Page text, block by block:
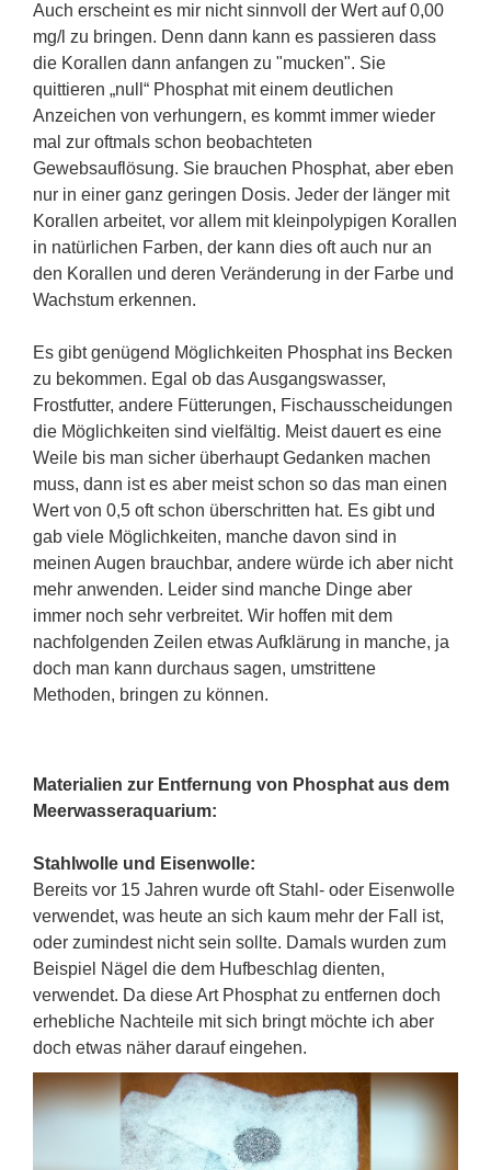
Auch erscheint es mir nicht sinnvoll der Wert auf 0,00
mg/l zu bringen. Denn dann kann es passieren dass
die Korallen dann anfangen zu "mucken". Sie
quittieren „null“ Phosphat mit einem deutlichen
Anzeichen von verhungern, es kommt immer wieder
mal zur oftmals schon beobachteten
Gewebsauflösung. Sie brauchen Phosphat, aber eben
nur in einer ganz geringen Dosis. Jeder der länger mit
Korallen arbeitet, vor allem mit kleinpolypigen Korallen
in natürlichen Farben, der kann dies oft auch nur an
den Korallen und deren Veränderung in der Farbe und
Wachstum erkennen.
Es gibt genügend Möglichkeiten Phosphat ins Becken
zu bekommen. Egal ob das Ausgangswasser,
Frostfutter, andere Fütterungen, Fischausscheidungen
die Möglichkeiten sind vielfältig. Meist dauert es eine
Weile bis man sicher überhaupt Gedanken machen
muss, dann ist es aber meist schon so das man einen
Wert von 0,5 oft schon überschritten hat. Es gibt und
gab viele Möglichkeiten, manche davon sind in
meinen Augen brauchbar, andere würde ich aber nicht
mehr anwenden. Leider sind manche Dinge aber
immer noch sehr verbreitet. Wir hoffen mit dem
nachfolgenden Zeilen etwas Aufklärung in manche, ja
doch man kann durchaus sagen, umstrittene
Methoden, bringen zu können.
Materialien zur Entfernung von Phosphat aus dem
Meerwasseraquarium:
Stahlwolle und Eisenwolle:
Bereits vor 15 Jahren wurde oft Stahl- oder Eisenwolle
verwendet, was heute an sich kaum mehr der Fall ist,
oder zumindest nicht sein sollte. Damals wurden zum
Beispiel Nägel die dem Hufbeschlag dienten,
verwendet. Da diese Art Phosphat zu entfernen doch
erhebliche Nachteile mit sich bringt möchte ich aber
doch etwas näher darauf eingehen.